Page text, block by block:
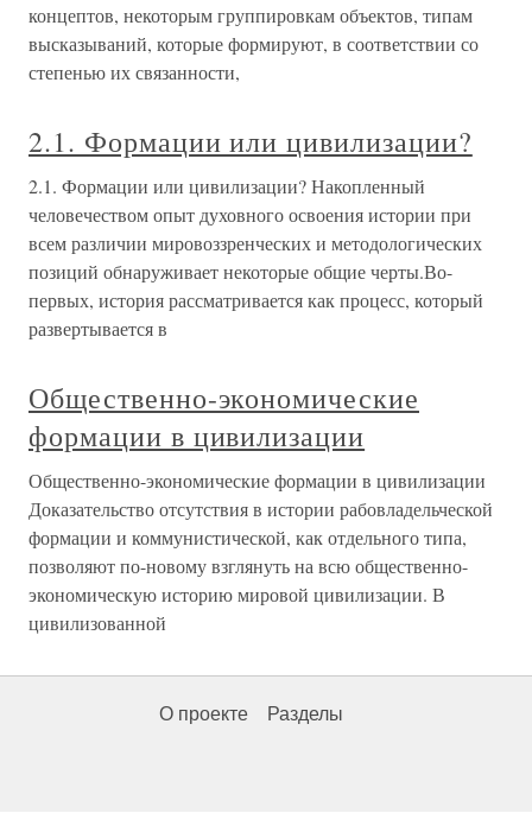
концептов, некоторым группировкам объектов, типам
высказываний, которые формируют, в соответствии со
степенью их связанности,
2.1. Формации или цивилизации?
2.1. Формации или цивилизации? Накопленный
человечеством опыт духовного освоения истории при
всем различии мировоззренческих и методологических
позиций обнаруживает некоторые общие черты.Во-
первых, история рассматривается как процесс, который
развертывается в
Общественно-экономические
формации в цивилизации
Общественно-экономические формации в цивилизации
Доказательство отсутствия в истории рабовладельческой
формации и коммунистической, как отдельного типа,
позволяют по-новому взглянуть на всю общественно-
экономическую историю мировой цивилизации. В
цивилизованной
О проекте Разделы